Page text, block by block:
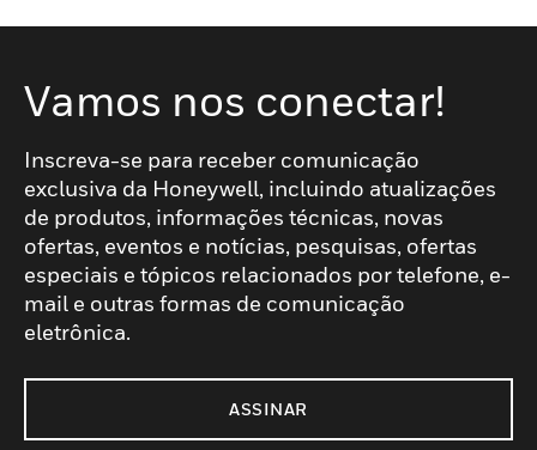
Vamos nos conectar!
Inscreva-se para receber comunicação
exclusiva da Honeywell, incluindo atualizações
de produtos, informações técnicas, novas
ofertas, eventos e notícias, pesquisas, ofertas
especiais e tópicos relacionados por telefone, e-
mail e outras formas de comunicação
eletrônica.
ASSINAR